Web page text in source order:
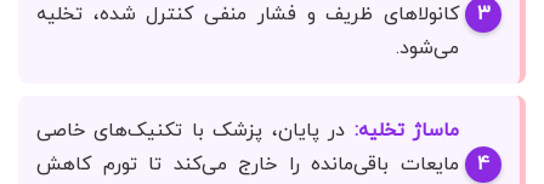
کانولاهای ظریف و فشار منفی کنترل شده، تخلیه
می‌شود.
ماساژ تخلیه: در پایان، پزشک با تکنیک‌های خاصی
مایعات باقی‌مانده را خارج می‌کند تا تورم کاهش